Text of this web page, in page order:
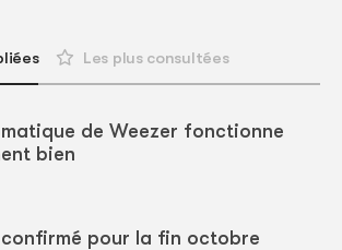
Les plus consultées
de Weezer fonctionne
bien
confirmé pour la fin octobre